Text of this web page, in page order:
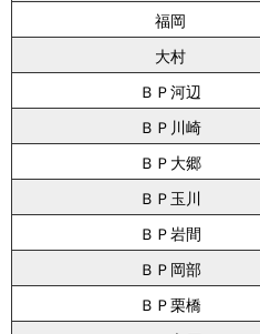
福岡
大村
ＢＰ河辺
ＢＰ川崎
ＢＰ大郷
ＢＰ玉川
ＢＰ岩間
ＢＰ岡部
ＢＰ栗橋